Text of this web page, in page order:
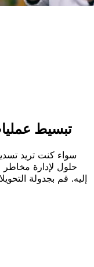
تبسيط
سواء كنت تريد
حلول لإدارة مخاطر